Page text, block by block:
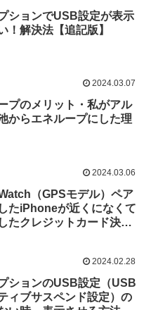
ションでUSB設定が表示
！解決法【追記版】
2024.03.07
プのメリット・私がアル
からエネループにした理
2024.03.06
（GPSモデル）ペア
たiPhoneが近くになくて
たクレジットカード決済
2024.02.28
ションのUSB設定（USB
ィブサスペンド設定）の